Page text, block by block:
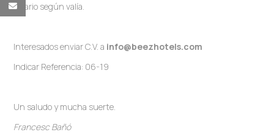
Salario según valía.
Interesados enviar C.V. a info@beezhotels.com
Indicar Referencia: 06-19
Un saludo y mucha suerte.
Francesc Bañó